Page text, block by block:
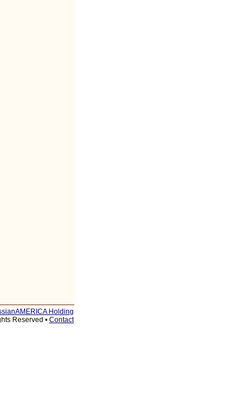
Holding
Reserved • Contact